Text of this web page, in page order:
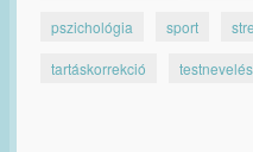
pszichológia sport
tartáskorrekció testnevelés